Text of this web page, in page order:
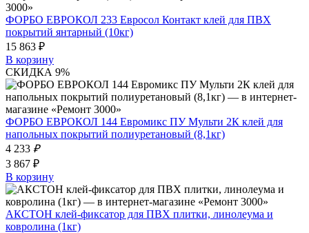
ФОРБО ЕВРОКОЛ 233 Евросол Контакт клей для ПВХ
покрытий янтарный (10кг)
15 863 ₽
В корзину
СКИДКА 9%
ФОРБО ЕВРОКОЛ 144 Евромикс ПУ Мульти 2К клей для
напольных покрытий полиуретановый (8,1кг)
4 233 ₽
3 867 ₽
В корзину
АКСТОН клей-фиксатор для ПВХ плитки, линолеума и
ковролина (1кг)